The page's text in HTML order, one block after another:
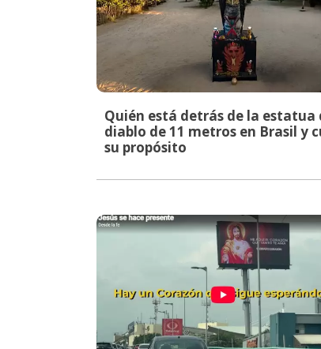
Quién está detrás de la estatua
diablo de 11 metros en Brasil y
su propósito